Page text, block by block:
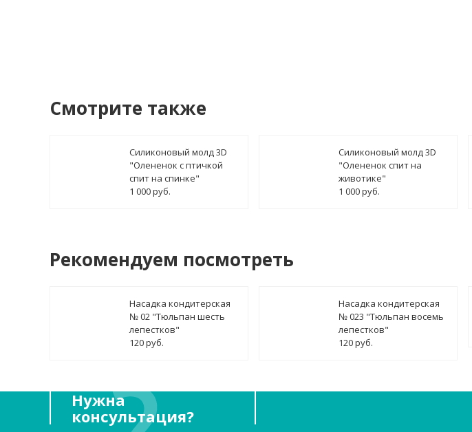
Смотрите также
Силиконовый молд 3D
"Олененок с птичкой
спит на спинке"
1 000 руб.
Силиконовый молд 3D
"Олененок спит на
животике"
1 000 руб.
Рекомендуем посмотреть
Насадка кондитерская
№ 02 "Тюльпан шесть
лепестков"
120 руб.
Насадка кондитерская
№ 023 "Тюльпан восемь
лепестков"
120 руб.
Нужна
консультация?